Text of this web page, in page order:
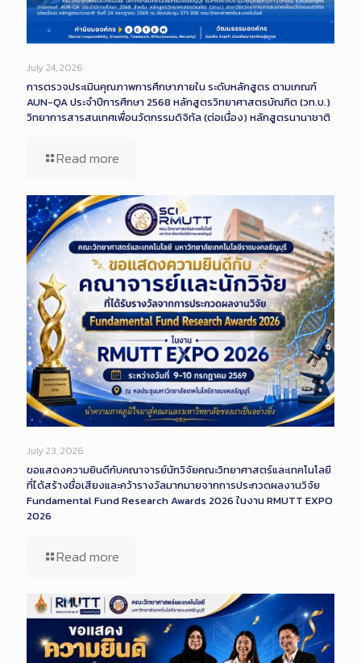
July 24, 2026
การตรวจประเมินคุณภาพการศึกษาภายใน ระดับหลักสูตร ตามเกณฑ์
AUN-QA ประจำปีการศึกษา 2568 หลักสูตรวิทยาศาสตรบัณฑิต (วท.บ.)
วิทยาการสารสนเทศเพื่อนวัตกรรมดิจิทัล (ต่อเนื่อง) หลักสูตรนานาชาติ
Read more
July 23, 2026
ขอแสดงความยินดีกับคณาจารย์นักวิจัยคณะวิทยาศาสตร์และเทคโนโลยี
ที่ได้สร้างชื่อเสียงและคว้ารางวัลมากมายจากการประกวดผลงานวิจัย
Fundamental Fund Research Awards 2026 ในงาน RMUTT EXPO
2026
Read more